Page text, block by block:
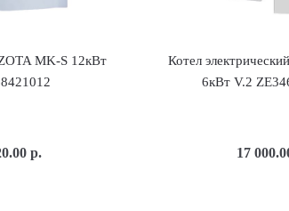
MK-S 12кВт
р.
Котел
6кВт V.2
17